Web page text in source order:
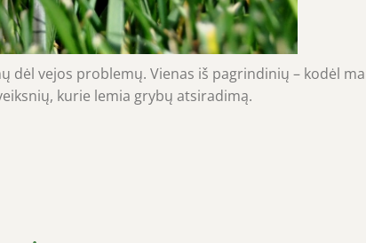
dėl vejos problemų. Vienas iš pagrindinių – kodėl
kurie lemia grybų atsiradimą.